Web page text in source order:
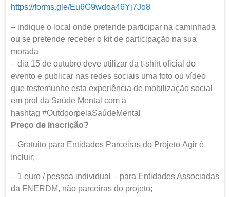
https://forms.gle/Eu6G9wdoa46Yj7Jo8
– indique o local onde pretende participar na caminhada
ou se pretende receber o kit de participação na sua
morada
– dia 15 de outubro deve utilizar da t-shirt oficial do
evento e publicar nas redes sociais uma foto ou vídeo
que testemunhe esta experiência de mobilização social
em prol da Saúde Mental com a
hashtag #OutdoorpelaSaúdeMental
Preço de inscrição?
– Gratuito para Entidades Parceiras do Projeto Agir é
Incluir;
– 1 euro / pessoa individual – para Entidades Associadas
da FNERDM, não parceiras do projeto;